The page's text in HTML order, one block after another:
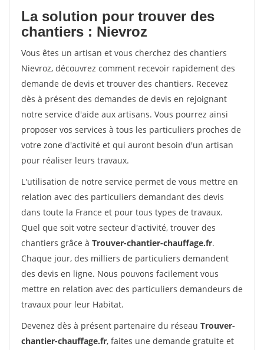
La solution pour trouver des
chantiers : Nievroz
Vous êtes un artisan et vous cherchez des chantiers
Nievroz, découvrez comment recevoir rapidement des
demande de devis et trouver des chantiers. Recevez
dès à présent des demandes de devis en rejoignant
notre service d'aide aux artisans. Vous pourrez ainsi
proposer vos services à tous les particuliers proches de
votre zone d'activité et qui auront besoin d'un artisan
pour réaliser leurs travaux.
L'utilisation de notre service permet de vous mettre en
relation avec des particuliers demandant des devis
dans toute la France et pour tous types de travaux.
Quel que soit votre secteur d'activité, trouver des
chantiers grâce à Trouver-chantier-chauffage.fr.
Chaque jour, des milliers de particuliers demandent
des devis en ligne. Nous pouvons facilement vous
mettre en relation avec des particuliers demandeurs de
travaux pour leur Habitat.
Devenez dès à présent partenaire du réseau Trouver-
chantier-chauffage.fr, faites une demande gratuite et